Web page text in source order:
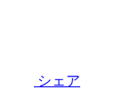
シェア